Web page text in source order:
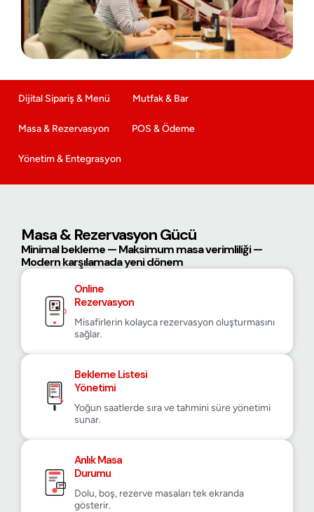
Dijital Sipariş & Menü Mutfak & Bar
Masa & Rezervasyon POS & Ödeme
Yönetim & Entegrasyon
Masa & Rezervasyon Gücü
Minimal bekleme — Maksimum masa verimliliği —
Modern karşılamada yeni dönem
Online
Rezervasyon
Misafirlerin kolayca rezervasyon oluşturmasını
sağlar.
Bekleme Listesi
Yönetimi
Yoğun saatlerde sıra ve tahmini süre yönetimi
sunar.
Anlık Masa
Durumu
Dolu, boş, rezerve masaları tek ekranda
gösterir.